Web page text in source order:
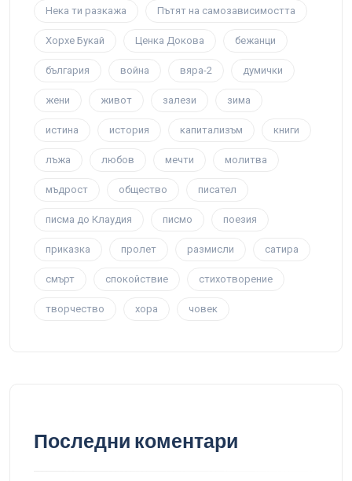
Нека ти разкажа Пътят на самозависимостта
Хорхе Букай Ценка Докова бежанци
българия война вяра-2 думички
жени живот залези зима
истина история капитализъм книги
лъжа любов мечти молитва
мъдрост общество писател
писма до Клаудия писмо поезия
приказка пролет размисли сатира
смърт спокойствие стихотворение
творчество хора човек
Последни коментари